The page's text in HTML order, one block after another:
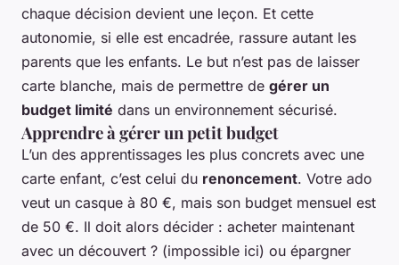
chaque décision devient une leçon. Et cette
autonomie, si elle est encadrée, rassure autant les
parents que les enfants. Le but n’est pas de laisser
carte blanche, mais de permettre de gérer un
budget limité dans un environnement sécurisé.
Apprendre à gérer un petit budget
L’un des apprentissages les plus concrets avec une
carte enfant, c’est celui du renoncement. Votre ado
veut un casque à 80 €, mais son budget mensuel est
de 50 €. Il doit alors décider : acheter maintenant
avec un découvert ? (impossible ici) ou épargner